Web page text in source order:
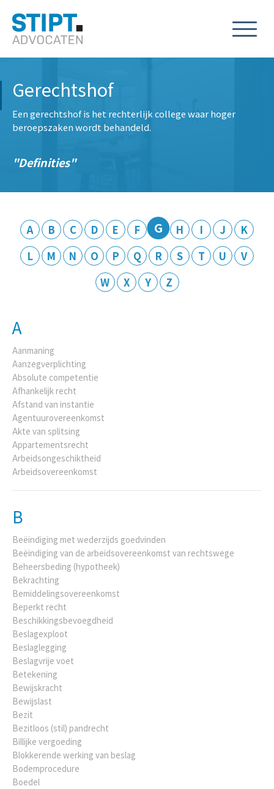
Gerechtshof
Een gerechtshof is het rechterlijk college waar hoger
beroepszaken wordt behandeld.
Definities
A B C D E F G H I J
K
L
M N O P Q R S T U
V
W
X Y Z
A
Aanmaning
Aanzegverplichting
Absolute competentie
Afhankelijk recht
Afstand van instantie
Agentuurovereenkomst
Akte van splitsing
Appartementsrecht
Arbeidsongeschiktheid
Arbeidsovereenkomst
B
Beëindiging met wederzijds goedvinden
Beëindiging van de arbeidsovereenkomst van rechtswege
Beheersbeding (hypotheek)
Bekrachting
Bemiddelingsovereenkomst
Beperkt recht
Beschikkingsbevoegdheid
Beslagexploot
Beslaglegging
Beslagvrije voet
Betekening
Bewijskracht
Bewijslast
Bezit
Bezitloos (stil) pandrecht
Billijke vergoeding
Blokkerende werking van beslag
Bodemprocedure
Boedel